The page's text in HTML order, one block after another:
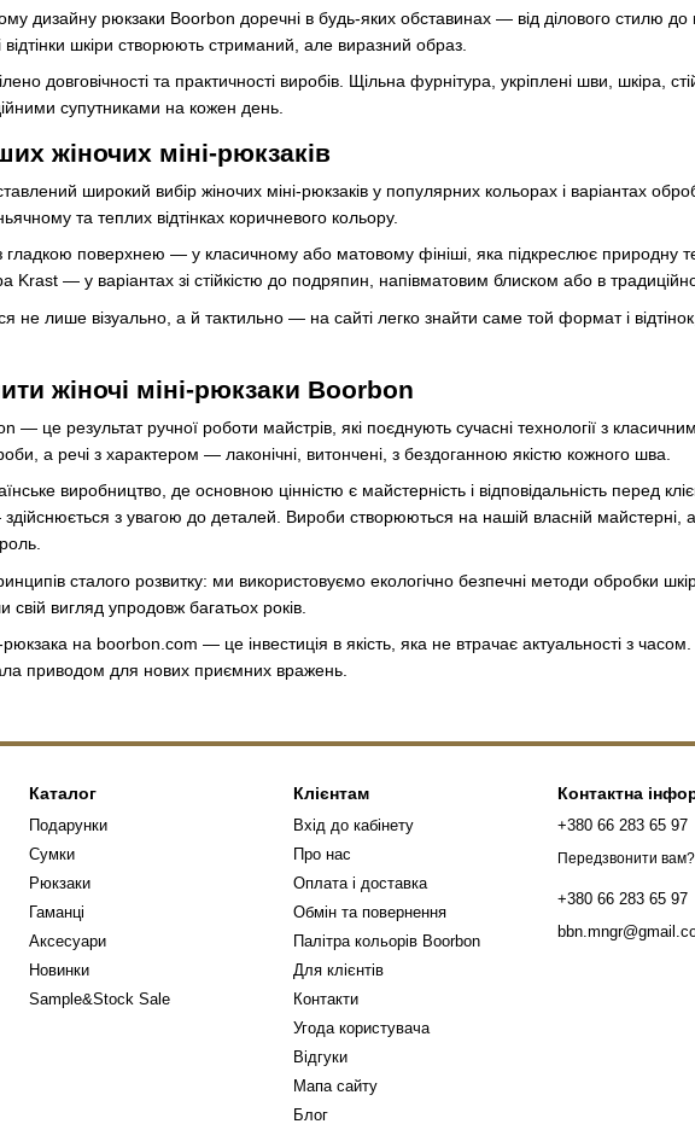
дизайну рюкзаки Boorbon доречні в будь-яких обставинах — від ділового стилю до
шкіри створюють стриманий, але виразний образ.
довговічності та практичності виробів. Щільна фурнітура, укріплені шви, шкіра,
супутниками на кожен день.
жіночих міні-рюкзаків
широкий вибір жіночих міні-рюкзаків у популярних кольорах і варіантах
та теплих відтінках коричневого кольору.
гладкою поверхнею — у класичному або матовому фініші, яка підкреслює природну
Krast — у варіантах зі стійкістю до подряпин, напівматовим блиском або в
не лише візуально, а й тактильно — на сайті легко знайти саме той формат і
жіночі міні-рюкзаки Boorbon
— це результат ручної роботи майстрів, які поєднують сучасні технології з
а речі з характером — лаконічні, витончені, з бездоганною якістю кожного шва.
виробництво, де основною цінністю є майстерність і відповідальність перед
з увагою до деталей. Вироби створюються на нашій власній
сталого розвитку: ми використовуємо екологічно безпечні методи обробки
свій вигляд упродовж багатьох років.
на boorbon.com — це інвестиція в якість, яка не втрачає актуальності з
приводом для нових приємних вражень.
Каталог
Подарунки
Сумки
Рюкзаки
Гаманці
Аксесуари
Новинки
Sample&Stock Sale
Клієнтам
Вхід до кабінету
Про нас
Оплата і доставка
Обмін та повернення
Палітра кольорів Boorbon
Для клієнтів
Контакти
Угода користувача
Відгуки
Мапа сайту
Блог
Контактна
+380 66 283 65 97
Передзвонити вам?
+380 66 283 65 97